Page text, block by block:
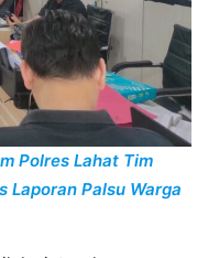
Polres Lahat Tim
Laporan Palsu Warga